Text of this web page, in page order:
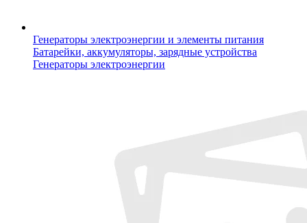
Генераторы электроэнергии и элементы питания
Батарейки, аккумуляторы, зарядные устройства
Генераторы электроэнергии